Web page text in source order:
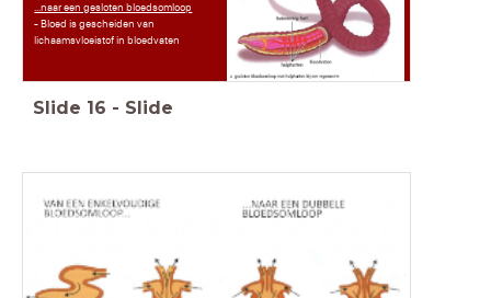
...naar een gesloten bloedsomloop
- Bloed is gescheiden van
lichaamsvloeistof in bloedvaten
Slide 16 - Slide